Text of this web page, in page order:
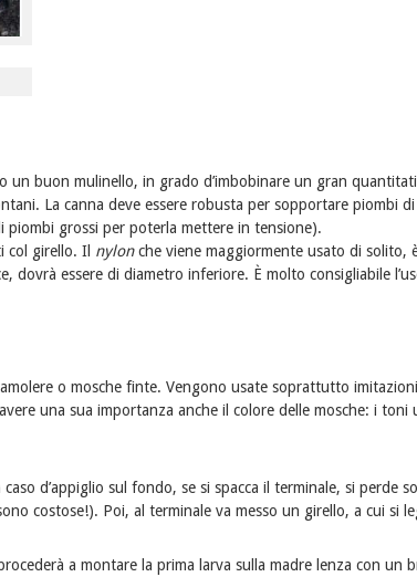
un buon mulinello, in grado d’imbobinare un gran
La canna deve essere robusta per sopportare piombi
piombi grossi per poterla mettere in tensione).
col girello. Il nylonche viene maggiormente usato di solito,
dovrà essere di diametro inferiore. È molto consigliabile
o mosche finte. Vengono usate soprattutto
una sua importanza anche il colore delle mosche: i toni
d’appiglio sul fondo, se si spacca il terminale, si perde
costose!). Poi, al terminale va messo un girello, a cui si
a montare la prima larva sulla madre lenza con un